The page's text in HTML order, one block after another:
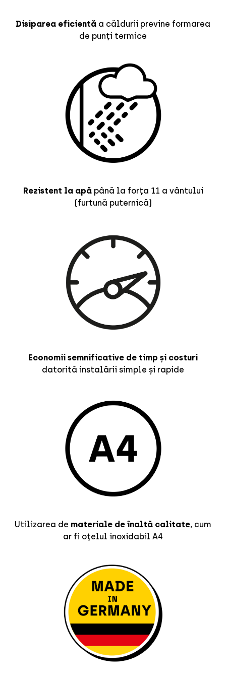
Disiparea eficientă a căldurii previne formarea
de punți termice
Rezistent la apăpână la forța 11 a vântului
(furtună puternică)
Economii semnificative de timp și costuri
datorită instalării simple și rapide
Utilizarea de materiale de înaltă calitate, cum
ar fi oțelul inoxidabil A4